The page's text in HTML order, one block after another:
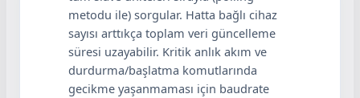
metodu ile) sorgular. Hatta bağlı cihaz
sayısı arttıkça toplam veri güncelleme
süresi uzayabilir. Kritik anlık akım ve
durdurma/başlatma komutlarında
gecikme yaşanmaması için baudrate